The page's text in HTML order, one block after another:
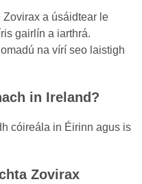
Zovirax a úsáidtear le
gairlín a iarthrá.
na vírí seo laistigh
in Ireland?
cóireála in Éirinn agus is
Zovirax